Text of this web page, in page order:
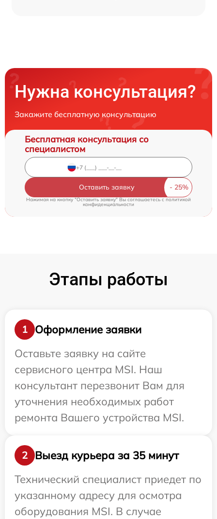
Нужна консультация?
Закажите бесплатную консультацию
Бесплатная консультация со
специалистом
Оставить заявку
Нажимая на кнопку "Оставить заявку" Вы соглашаетесь cполитикой
конфиденциальности
Этапы работы
1
Оформление заявки
Оставьте заявку на сайте
сервисного центра MSI. Наш
консультант перезвонит Вам для
уточнения необходимых работ
ремонта Вашего устройства MSI.
2
Выезд курьера за 35 минут
Технический специалист приедет по
указанному адресу для осмотра
оборудования MSI. В случае